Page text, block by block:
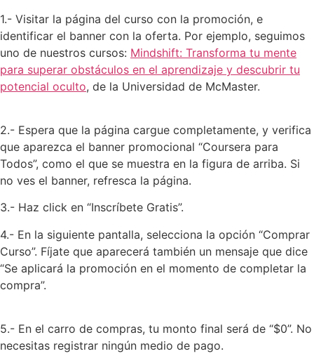
1.- Visitar la página del curso con la promoción, e
identificar el banner con la oferta. Por ejemplo, seguimos
uno de nuestros cursos: Mindshift: Transforma tu mente
para superar obstáculos en el aprendizaje y descubrir tu
potencial oculto, de la Universidad de McMaster.
2.- Espera que la página cargue completamente, y verifica
que aparezca el banner promocional “Coursera para
Todos”, como el que se muestra en la figura de arriba. Si
no ves el banner, refresca la página.
3.- Haz click en “Inscríbete Gratis”.
4.- En la siguiente pantalla, selecciona la opción “Comprar
Curso”. Fíjate que aparecerá también un mensaje que dice
“Se aplicará la promoción en el momento de completar la
compra”.
5.- En el carro de compras, tu monto final será de “$0”. No
necesitas registrar ningún medio de pago.